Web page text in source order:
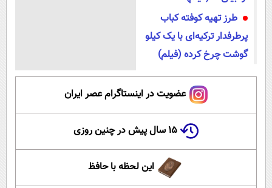
طرز تهیه کوفته کباب
پرطرفدار ترکیه‌ای با یک کیلو
گوشت چرخ کرده (فیلم)
عضویت در اینستاگرام عصر ایران
۱۵ سال پیش در چنین روزی
این لحظه با حافظ